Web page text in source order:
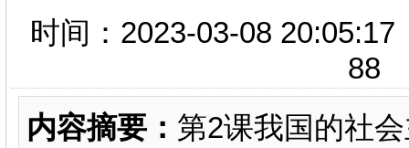
时间：2023-03-08
88
内容摘要： 第2课我国的社